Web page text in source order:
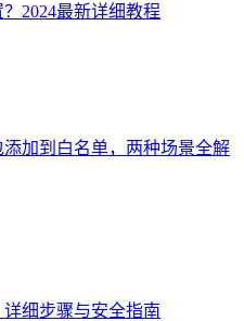
2024最新详细教程
加到白名单，两种场景全解
细步骤与安全指南